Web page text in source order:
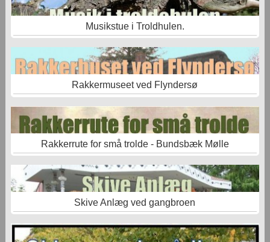
Musikstue i Troldhulen.
Rakkermuseet ved Flyndersø
Rakkerrute for små trolde - Bundsbæk Mølle
Skive Anlæg ved gangbroen